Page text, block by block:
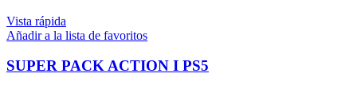
Vista rápida
Añadir a la lista de favoritos
SUPER PACK ACTION I PS5